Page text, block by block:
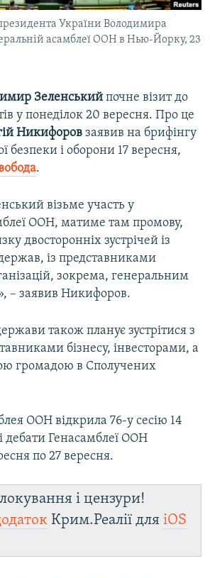
України Володимира
асамблеї ООН в Нью-Йорку, 23
Зеленський почне візит до
у понеділок 20 вересня. Про це
Никифоров заявив на брифінгу
безпеки і оборони 17 вересня,
.
візьме участь у
ООН, матиме там промову,
двосторонніх зустрічей із
із представниками
зокрема, генеральним
– заявив Никифоров.
також планує зустрітися з
бізнесу, інвесторами, а
громадою в Сполучених
ООН відкрила 76-у сесію 14
дебати Генасамблеї ООН
по 27 вересня.
і цензури!
Крим.Реалії для iOS